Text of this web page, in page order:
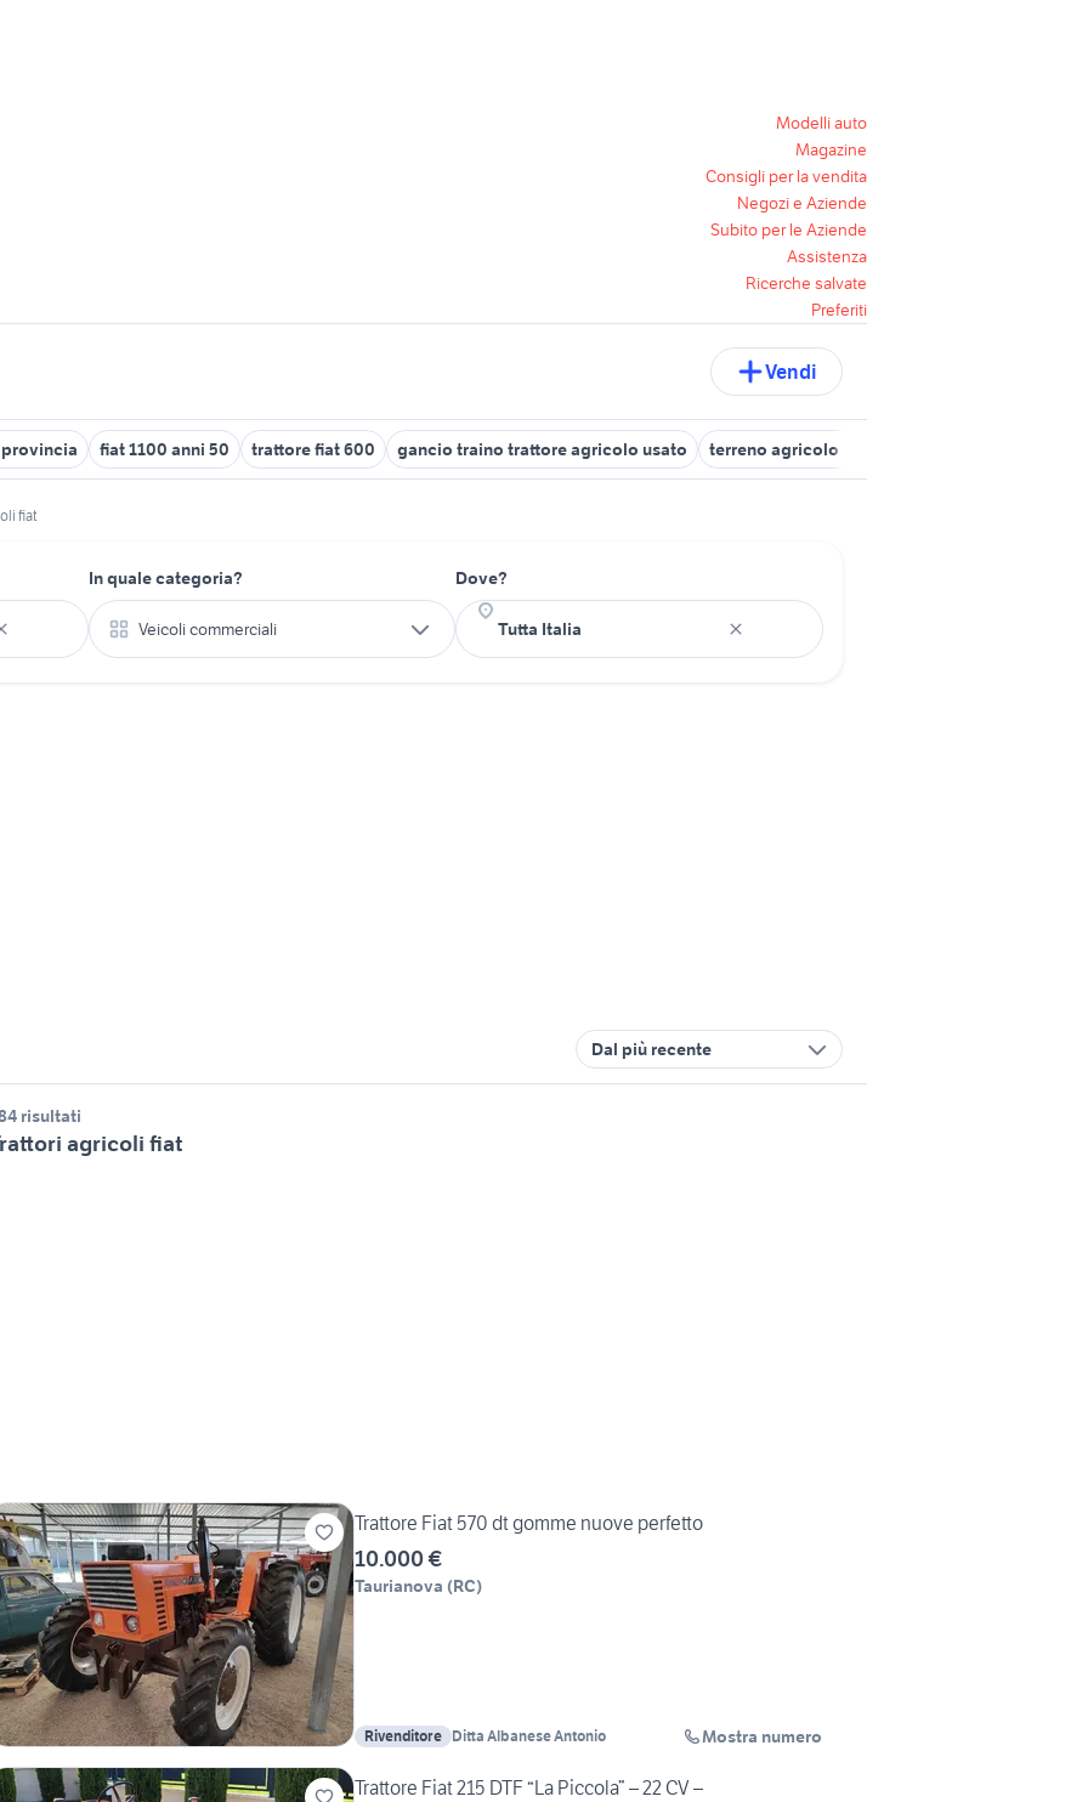
Modelli auto
Magazine
Consigli per la vendita
Negozi e Aziende
Subito per le Aziende
Assistenza
Ricerche salvate
Preferiti
Vendi
fiat 1100 anni 50 trattore fiat 600 gancio traino trattore agricolo usato terreno agricolo verona
fiat
In quale categoria?
Veicoli commerciali
Dove?
Dal più recente
risultati
agricoli fiat
Trattore Fiat 570 dt gomme nuove perfetto
10.000 €
Taurianova (RC)
Rivenditore Ditta Albanese Antonio Mostra numero
Trattore Fiat 215 DTF “La Piccola” – 22 CV –